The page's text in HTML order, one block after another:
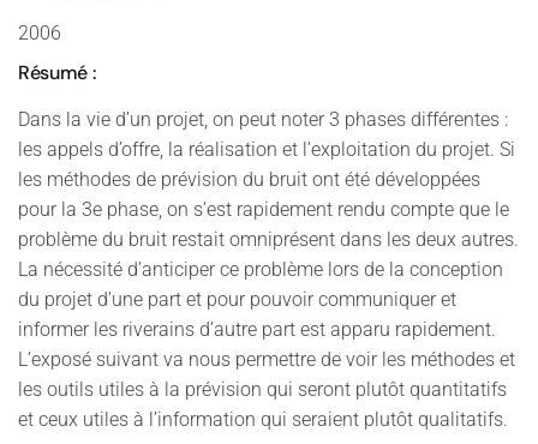
2006
Résumé :
Dans la vie d’un projet, on peut noter 3 phases différentes :
les appels d’offre, la réalisation et l’exploitation du projet. Si
les méthodes de prévision du bruit ont été développées
pour la 3e phase, on s’est rapidement rendu compte que le
problème du bruit restait omniprésent dans les deux autres.
La nécessité d’anticiper ce problème lors de la conception
du projet d’une part et pour pouvoir communiquer et
informer les riverains d’autre part est apparu rapidement.
L’exposé suivant va nous permettre de voir les méthodes et
les outils utiles à la prévision qui seront plutôt quantitatifs
et ceux utiles à l’information qui seraient plutôt qualitatifs.